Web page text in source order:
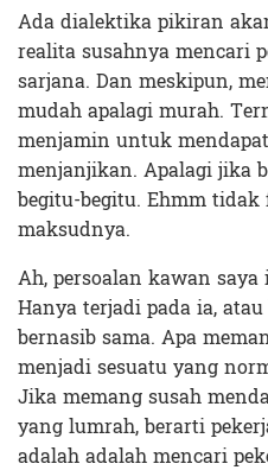
Ada dialektika pikiran
realita susahnya mencari
sarjana. Dan meskipun,
mudah apalagi murah.
menjamin untuk
menjanjikan. Apalagi jika
begitu-begitu. Ehmm
maksudnya.
Ah, persoalan kawan
Hanya terjadi pada ia,
bernasib sama. Apa
menjadi sesuatu yang
Jika memang susah
yang lumrah, berarti
adalah adalah mencari